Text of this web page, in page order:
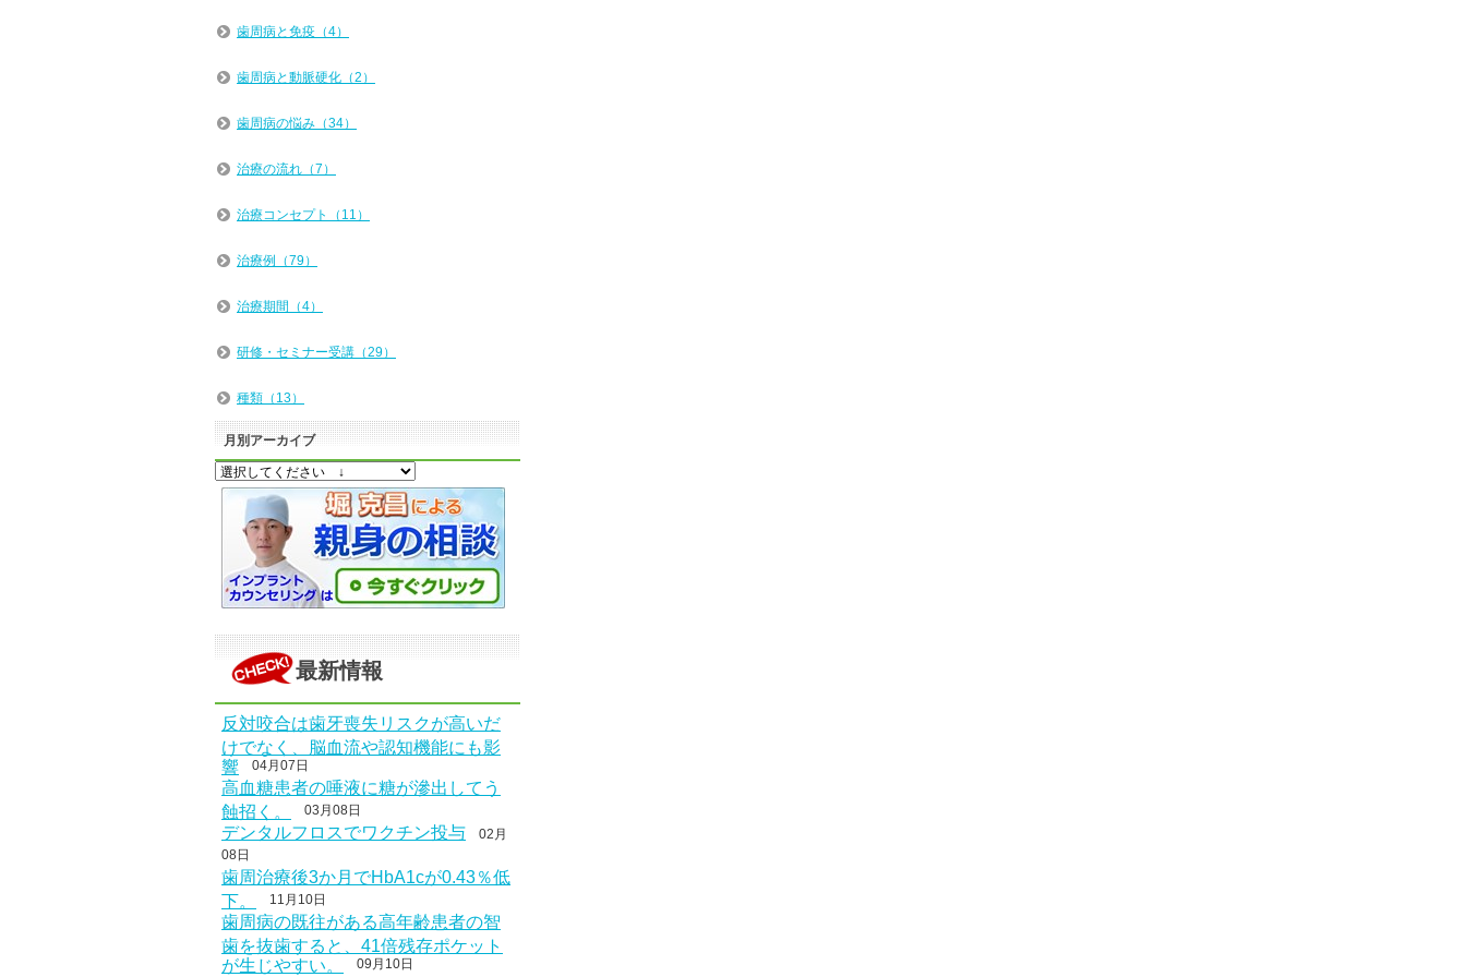
歯周病と免疫（4）
歯周病と動脈硬化（2）
歯周病の悩み（34）
治療の流れ（7）
治療コンセプト（11）
治療例（79）
治療期間（4）
研修・セミナー受講（29）
種類（13）
月別アーカイブ
最新情報
反対咬合は歯牙喪失リスクが高いだ
けでなく、脳血流や認知機能にも影
響 04月07日
高血糖患者の唾液に糖が滲出してう
蝕招く。 03月08日
デンタルフロスでワクチン投与 02月
08日
歯周治療後3か月でHbA1cが0.43％低
下。 11月10日
歯周病の既往がある高年齢患者の智
歯を抜歯すると、41倍残存ポケット
が生じやすい。
09月10日